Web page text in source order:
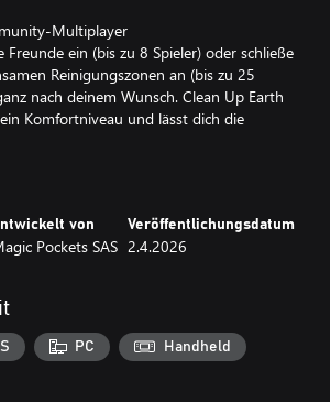
Multiplayer
Freunde ein (bis zu 8 Spieler) oder schließe
Reinigungszonen an (bis zu 25
nach deinem Wunsch. Clean Up Earth
Komfortniveau und lässt dich die
die Unterstützung für dein Anliegen.
kann gemeinsamer Fortschritt reale
spielen.
sich Geschichten
Artefakte und vergessene Echos
von
Pockets SAS
Veröffentlichungsdatum
2.4.2026
PC Handheld